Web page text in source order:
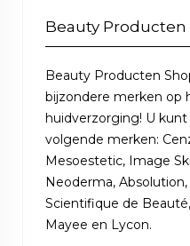
Beauty Producten
Beauty Producten
bijzondere merken op
huidverzorging! U
volgende merken:
Mesoestetic, Image
Neoderma,
Scientifique de
Mayee en Lycon.